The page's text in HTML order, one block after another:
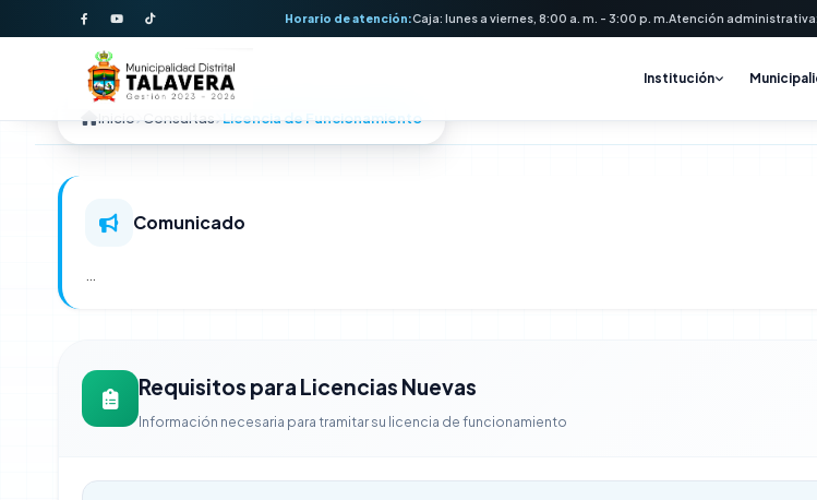
Horario de atención:Caja: lunes a viernes, 8:00 a. m. - 3:00 p. m.Atención administrativa:
Institución
Licencia de Funcionamiento
Inicio Consultas Licencia de Funcionamiento
Comunicado
Requisitos para Licencias Nuevas
Información necesaria para tramitar su licencia de funcionamiento